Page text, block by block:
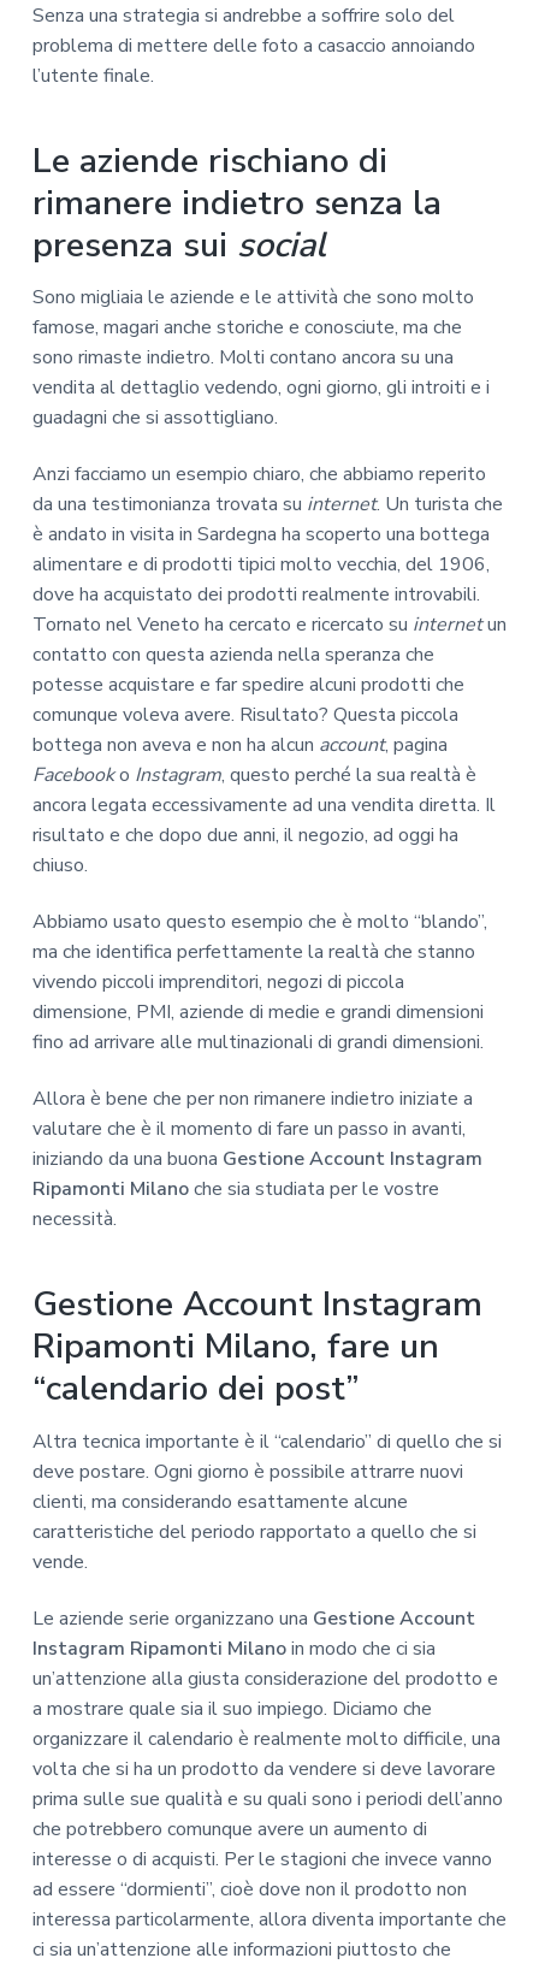
Senza una strategia si andrebbe a soffrire solo del
problema di mettere delle foto a casaccio annoiando
l’utente finale.
Le aziende rischiano di
rimanere indietro senza la
presenza sui social
Sono migliaia le aziende e le attività che sono molto
famose, magari anche storiche e conosciute, ma che
sono rimaste indietro. Molti contano ancora su una
vendita al dettaglio vedendo, ogni giorno, gli introiti e i
guadagni che si assottigliano.
Anzi facciamo un esempio chiaro, che abbiamo reperito
da una testimonianza trovata su internet. Un turista che
è andato in visita in Sardegna ha scoperto una bottega
alimentare e di prodotti tipici molto vecchia, del 1906,
dove ha acquistato dei prodotti realmente introvabili.
Tornato nel Veneto ha cercato e ricercato su internetun
contatto con questa azienda nella speranza che
potesse acquistare e far spedire alcuni prodotti che
comunque voleva avere. Risultato? Questa piccola
bottega non aveva e non ha alcun account, pagina
Facebooko Instagram, questo perché la sua realtà è
ancora legata eccessivamente ad una vendita diretta. Il
risultato e che dopo due anni, il negozio, ad oggi ha
chiuso.
Abbiamo usato questo esempio che è molto “blando”,
ma che identifica perfettamente la realtà che stanno
vivendo piccoli imprenditori, negozi di piccola
dimensione, PMI, aziende di medie e grandi dimensioni
fino ad arrivare alle multinazionali di grandi dimensioni.
Allora è bene che per non rimanere indietro iniziate a
valutare che è il momento di fare un passo in avanti,
iniziando da una buona Gestione Account Instagram
Ripamonti Milanoche sia studiata per le vostre
necessità.
Gestione Account Instagram
Ripamonti Milano, fare un
“calendario dei post”
Altra tecnica importante è il “calendario” di quello che si
deve postare. Ogni giorno è possibile attrarre nuovi
clienti, ma considerando esattamente alcune
caratteristiche del periodo rapportato a quello che si
vende.
Le aziende serie organizzano una Gestione Account
Instagram Ripamonti Milanoin modo che ci sia
un’attenzione alla giusta considerazione del prodotto e
a mostrare quale sia il suo impiego. Diciamo che
organizzare il calendario è realmente molto difficile, una
volta che si ha un prodotto da vendere si deve lavorare
prima sulle sue qualità e su quali sono i periodi dell’anno
che potrebbero comunque avere un aumento di
interesse o di acquisti. Per le stagioni che invece vanno
ad essere “dormienti”, cioè dove non il prodotto non
interessa particolarmente, allora diventa importante che
ci sia un’attenzione alle informazioni piuttosto che